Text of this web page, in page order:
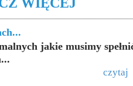
jakie musimy
czytaj